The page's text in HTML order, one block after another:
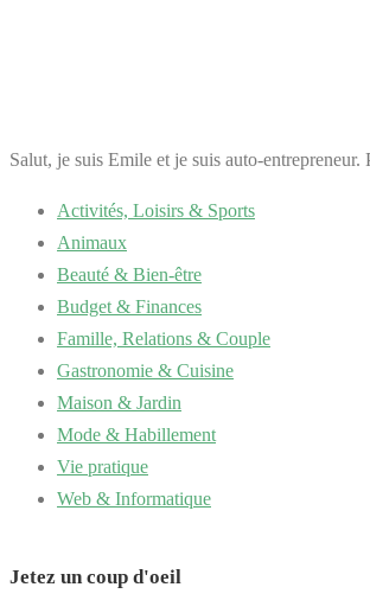
Salut, je suis Emile et je suis auto-
Activités, Loisirs & Sports
Animaux
Beauté & Bien-être
Budget & Finances
Famille, Relations & Couple
Gastronomie & Cuisine
Maison & Jardin
Mode & Habillement
Vie pratique
Web & Informatique
Jetez un coup d'oeil